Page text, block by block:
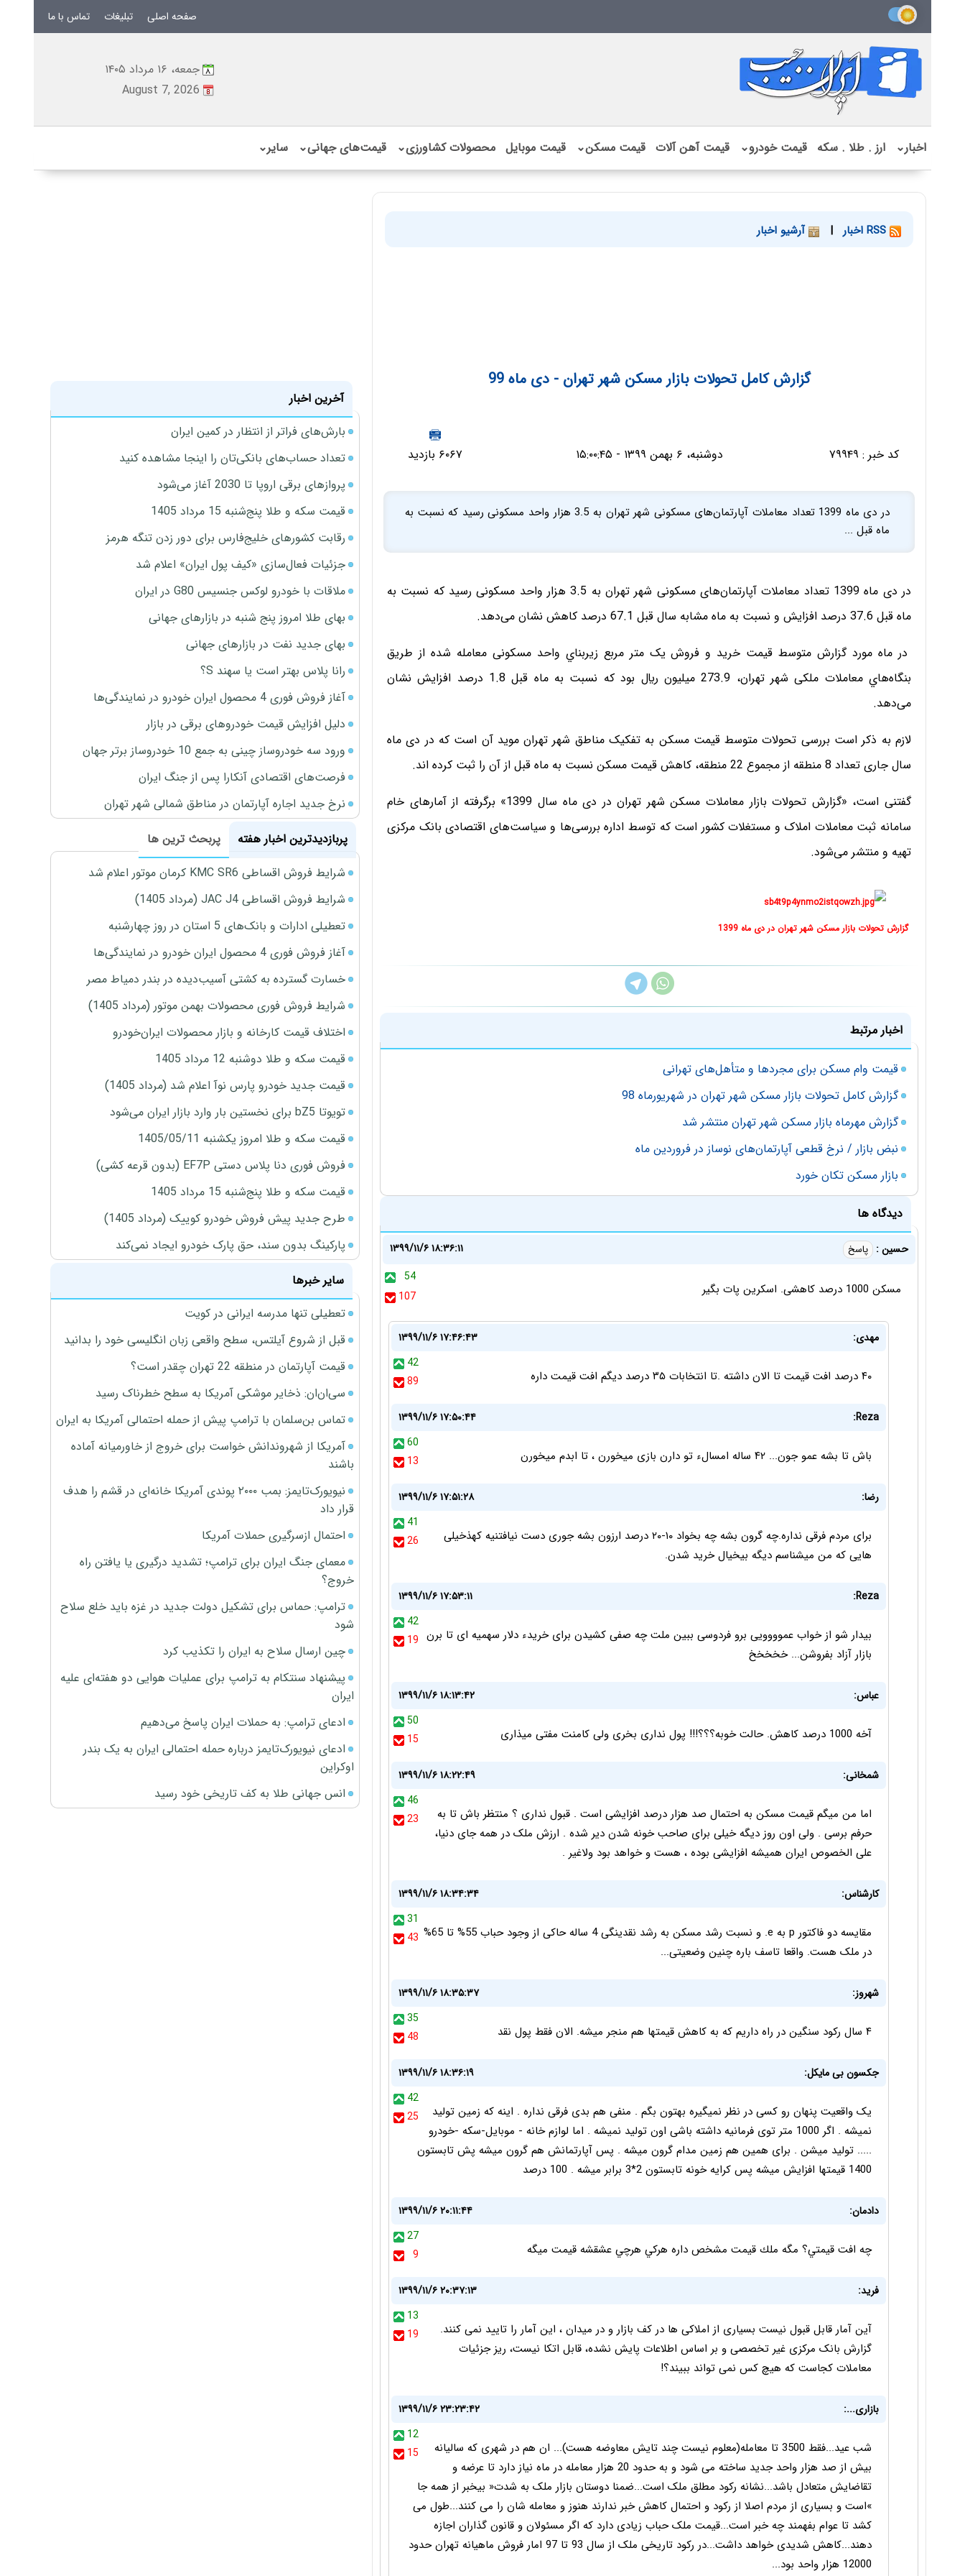
صفحه اصلی تبلیغات تماس با ما
جمعه، ۱۶ مرداد ۱۴۰۵
August 7, 2026
اخبار⌄ ارز . طلا . سکه قیمت خودرو⌄ قیمت آهن آلات قیمت مسکن⌄ قیمت موبایل محصولات کشاورزی⌄ قیمت‌های جهانی⌄ سایر⌄
| آرشیو اخبار
گزارش کامل تحولات بازار مسکن شهر تهران - دی ماه 99
کد خبر : ۷۹۹۴۹ دوشنبه، ۶ بهمن ۱۳۹۹ - ۱۵:۰۰:۴۵ ۶۰۶۷ بازدید
در دی ماه 1399 تعداد معاملات آپارتمان‌های مسکونی شهر تهران به 3.5 هزار واحد مسکونی رسید که نسبت به
ماه قبل ...
در دی ماه 1399 تعداد معاملات آپارتمان‌های مسکونی شهر تهران به 3.5 هزار واحد مسکونی رسید که نسبت به
ماه قبل 37.6 درصد افزایش و نسبت به ماه مشابه سال قبل 67.1 درصد کاهش نشان می‌دهد.
در ماه مورد گزارش متوسط قيمت خريد و فروش يک متر مربع زيربناي واحد مسکونی معامله شده از طريق
بنگاه‌هاي معاملات ملکی شهر تهران، 273.9 ميليون ريال بود که نسبت به ماه قبل 1.8 درصد افزایش نشان
می‌دهد.
لازم به ذکر است بررسی تحولات متوسط قیمت مسکن به تفکیک مناطق شهر تهران موید آن است که در دی ماه
سال جاری تعداد 8 منطقه از مجموع 22 منطقه، کاهش قیمت مسکن نسبت به ماه قبل از آن را ثبت کرده اند.
گفتنی است، «گزارش تحولات بازار معاملات مسکن شهر تهران در دی ماه سال 1399» برگرفته از آمارهای خام
سامانه ثبت معاملات املاک و مستغلات کشور است که توسط اداره بررسی‌ها و سیاست‌های اقتصادی بانک مرکزی
تهیه و منتشر می‌شود.
گزارش تحولات بازار مسکن شهر تهران در دی ماه 1399
اخبار مرتبط
قیمت وام مسکن برای مجردها و متأهل‌های تهرانی
گزارش کامل تحولات بازار مسکن شهر تهران در شهریورماه 98
گزارش مهرماه بازار مسکن شهر تهران منتشر شد
نبض بازار / نرخ قطعی آپارتمان‌های نوساز در فروردین ماه
بازار مسکن تکان خورد
دیدگاه ها
حسین : پاسخ
۱۳۹۹/۱۱/۶ ۱۸:۳۶:۱۱
54
107
مسکن 1000 درصد کاهشی. اسکرین پات بگیر
مهدی:
۱۳۹۹/۱۱/۶ ۱۷:۴۶:۴۳
42
89
۴۰ درصد افت قیمت تا الان داشته .تا انتخابات ۳۵ درصد دیگم افت قیمت داره
Reza:
۱۳۹۹/۱۱/۶ ۱۷:۵۰:۴۴
60
13
باش تا بشه عمو جون... ۴۲ ساله امسالء تو دارن بازی میخورن ، تا ابدم میخورن
رضا:
۱۳۹۹/۱۱/۶ ۱۷:۵۱:۲۸
41
26
برای مردم فرقی نداره.چه گرون بشه چه بخواد ۱۰-۲۰ درصد ارزون بشه جوری دست نیافتنیه کهذخیلی
هایی که من میشناسم دیگه بیخیال خرید شدن.
Reza:
۱۳۹۹/۱۱/۶ ۱۷:۵۳:۱۱
42
19 بیدار شو از خواب عموووویی برو فردوسی ببین ملت چه صفی کشیدن برای خریدء دلار سهمیه ای تا برن
بازار آزاد بفروشن... خخخخخ
عباس:
۱۳۹۹/۱۱/۶ ۱۸:۱۳:۴۲
50
15
آخه 1000 درصد کاهش. حالت خوبه؟؟؟!!! پول نداری بخری ولی کامنت مفتی میذاری
شمخانی:
۱۳۹۹/۱۱/۶ ۱۸:۲۲:۴۹
46
23
اما من میگم قیمت مسکن به احتمال صد هزار درصد افزایشی است . قبول نداری ؟ منتظر باش تا به
حرفم برسی . ولی اون روز دیگه خیلی برای صاحب خونه شدن دیر شده . ارزش ملک در همه جای دنیا،
علی الخصوص ایران همیشه افزایشی بوده ، هست و خواهد بود ولاغیر .
کارشناس:
۱۳۹۹/۱۱/۶ ۱۸:۳۴:۳۴
31
43 مقایسه دو فاکتور p به e. و نسبت رشد مسکن به رشد نقدینگی 4 ساله حاکی از وجود حباب 55% تا 65%
در ملک هست. واقعا تاسف باره چنین وضعیتی...
شهروز:
۱۳۹۹/۱۱/۶ ۱۸:۳۵:۳۷
35
48
۴ سال رکود سنگین در راه داریم که به کاهش قیمتها هم منجر میشه. الان فقط پول نقد
جکسون بی مایکل:
۱۳۹۹/۱۱/۶ ۱۸:۳۶:۱۹
42
25
یک واقعیت پنهان رو کسی در نظر نمیگیره بهتون بگم . منفی هم بدی فرقی نداره . اینه که زمین تولید
نمیشه . اگر 1000 متر توی فرمانیه داشته باشی اون تولید نمیشه . اما لوازم خانه - موبایل-سکه -خودرو
..... تولید میشن . برای همین هم زمین مدام گرون میشه . پس آپارتمانش هم گرون میشه پش تابستون
1400 قیمتها افزایش میشه پس کرایه خونه تابستون 2*3 برابر میشه . 100 درصد
دادمان:
۱۳۹۹/۱۱/۶ ۲۰:۱۱:۴۴
27
9
چه افت قيمتي؟ مگه ملك قيمت مشخص داره هركي هرچي عشقشه قيمت ميگه
فرید:
۱۳۹۹/۱۱/۶ ۲۰:۳۷:۱۳
13
19
آین آمار قابل قبول نیست بسیاری از املاکی ها در کف بازار و در میدان ، این آمار را تایید نمی کنند.
گزارش بانک مرکزی غیر تخصصی و بر اساس اطلاعات پایش نشده، قابل اتکا نیست، ریز جزئیات
معاملات کجاست که هیچ کس نمی تواند ببیند؟!
بازاری...:
۱۳۹۹/۱۱/۶ ۲۳:۲۳:۴۲
12
15
شب عید...فقط 3500 تا معامله(معلوم نیست چند تایش معاوضه هست)... ان هم در شهری که سالیانه
بیش از صد هزار واحد جدید ساخته می شود و به حدود 20 هزار معامله در ماه نیاز دارد تا عرضه و
تقاضایش متعادل باشد...نشانه رکود مطلق ملک است...ضمنا دوستان بازار ملک به شدت« بیخبر از همه جا
»است و بسیاری از مردم اصلا از رکود و احتمال کاهش خبر ندارند هنوز و معامله شان را می کنند...طول می
کشد تا عوام بفهمند چه خبر است...قیمت ملک حباب زیادی دارد که اگر مسئولان و قانون گذاران اجازه
دهند...کاهش شدیدی خواهد داشت...در رکود تاریخی ملک از سال 93 تا 97 امار فروش ماهیانه تهران حدود
12000 هزار واحد بود...
آخرین اخبار
بارش‌های فراتر از انتظار در کمین ایران
تعداد حساب‌های بانکی‌تان را اینجا مشاهده کنید
پروازهای برقی اروپا تا 2030 آغاز می‌شود
قیمت سکه و طلا پنج‌شنبه 15 مرداد 1405
رقابت کشورهای خلیج‌فارس برای دور زدن تنگه هرمز
جزئیات فعال‌سازی «کیف پول ایران» اعلام شد
ملاقات با خودرو لوکس جنسیس G80 در ایران
بهای طلا امروز پنج شنبه در بازارهای جهانی
بهای جدید نفت در بازارهای جهانی
رانا پلاس بهتر است یا سهند S؟
آغاز فروش فوری 4 محصول ایران خودرو در نمایندگی‌ها
دلیل افزایش قیمت خودروهای برقی در بازار
ورود سه خودروساز چینی به جمع 10 خودروساز برتر جهان
فرصت‌های اقتصادی آنکارا پس از جنگ ایران
نرخ جدید اجاره آپارتمان در مناطق شمالی شهر تهران
پربازدیدترین اخبار هفته
پربحث ترین ها
شرایط فروش اقساطی KMC SR6 کرمان موتور اعلام شد
شرایط فروش اقساطی JAC J4 (مرداد 1405)
تعطیلی ادارات و بانک‌های 5 استان در روز چهارشنبه
آغاز فروش فوری 4 محصول ایران خودرو در نمایندگی‌ها
خسارت گسترده به کشتی آسیب‌دیده در بندر دمیاط مصر
شرایط فروش فوری محصولات بهمن موتور (مرداد 1405)
اختلاف قیمت کارخانه و بازار محصولات ایران‌خودرو
قیمت سکه و طلا دوشنبه 12 مرداد 1405
قیمت جدید خودرو پارس نوآ اعلام شد (مرداد 1405)
تویوتا bZ5 برای نخستین بار وارد بازار ایران می‌شود
قیمت سکه و طلا امروز یکشنبه 1405/05/11
فروش فوری دنا پلاس دستی EF7P (بدون قرعه کشی)
قیمت سکه و طلا پنج‌شنبه 15 مرداد 1405
طرح جدید پیش فروش خودرو کوییک (مرداد 1405)
پارکینگ بدون سند، حق پارک خودرو ایجاد نمی‌کند
سایر خبرها
تعطیلی تنها مدرسه ایرانی در کویت
قبل از شروع آیلتس، سطح واقعی زبان انگلیسی خود را بدانید
قیمت آپارتمان در منطقه 22 تهران چقدر است؟
سی‌ان‌ان: ذخایر موشکی آمریکا به سطح خطرناک رسید
تماس بن‌سلمان با ترامپ پیش از حمله احتمالی آمریکا به ایران
آمریکا از شهروندانش خواست برای خروج از خاورمیانه آماده
باشند
نیویورک‌تایمز: بمب ۲۰۰۰ پوندی آمریکا خانه‌ای در قشم را هدف
قرار داد
احتمال ازسرگیری حملات آمریکا
معمای جنگ ایران برای ترامپ؛ تشدید درگیری یا یافتن راه
خروج؟
ترامپ: حماس برای تشکیل دولت جدید در غزه باید خلع سلاح
شود
چین ارسال سلاح به ایران را تکذیب کرد
پیشنهاد سنتکام به ترامپ برای عملیات هوایی دو هفته‌ای علیه
ایران
ادعای ترامپ: به حملات ایران پاسخ می‌دهیم
ادعای نیویورک‌تایمز درباره حمله احتمالی ایران به یک بندر
اوکراین
انس جهانی طلا به کف تاریخی خود رسید